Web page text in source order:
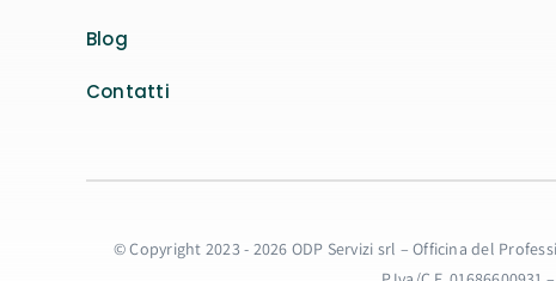
Blog
Contatti
© Copyright 2023 - 2026 ODP Servizi srl – Officina del